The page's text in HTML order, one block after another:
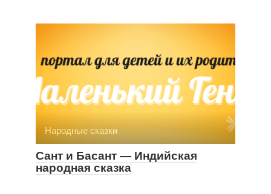
Народные сказки
Сант и Басант — Индийская
народная сказка